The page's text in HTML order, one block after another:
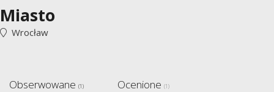
Miasto
Wrocław
Obserwowane (1) Ocenione (1)